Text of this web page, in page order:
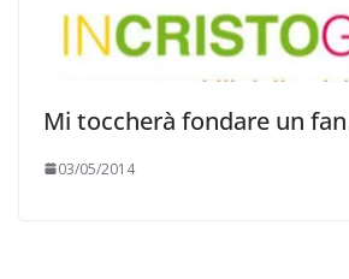
Mi toccherà fondare un
03/05/2014